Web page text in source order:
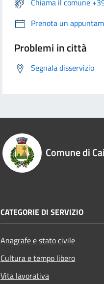
Prenota un
Problemi in città
Segnala disservizio
Comune di
CATEGORIE DI SERVIZIO
Anagrafe e stato civile
Cultura e tempo libero
Vita lavorativa